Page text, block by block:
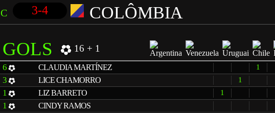
C 3-4 COLÔMBIA
GOLS 16 + 1
6 CLAUDIA MARTÍNEZ 1
3 LICE CHAMORRO 1
1 LIZ BARRETO 1
1 CINDY RAMOS